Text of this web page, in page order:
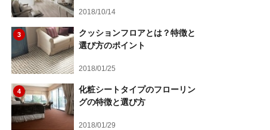
2018/10/14
3
クッションフロアとは？特徴と
選び方のポイント
2018/01/25
4
化粧シートタイプのフローリン
グの特徴と選び方
2018/01/29